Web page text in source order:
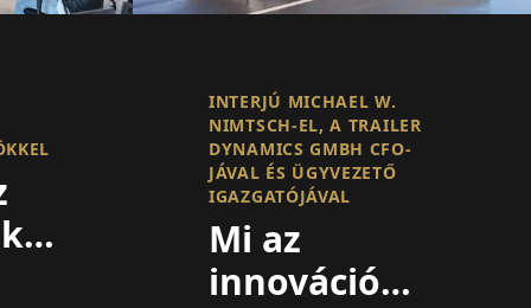
INTERJÚ MICHAEL W.
NIMTSCH-EL, A TRAILER
DYNAMICS GMBH CFO-
JÁVAL ÉS ÜGYVEZETŐ
IGAZGATÓJÁVAL
Mi az
innováció